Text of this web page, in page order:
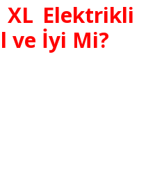
XL Elektrikli
ve İyi Mi?